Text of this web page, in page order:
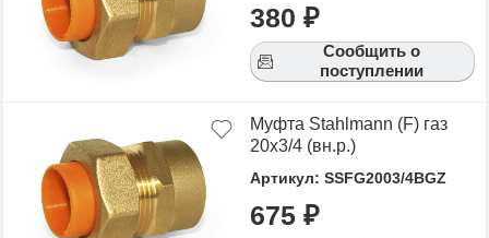
380 ₽
Сообщить о
поступлении
Муфта Stahlmann (F) газ
20х3/4 (вн.р.)
Артикул: SSFG2003/4BGZ
675 ₽